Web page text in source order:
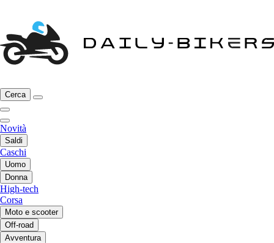
Cerca
Novità
Saldi
Caschi
Uomo
Donna
High-tech
Corsa
Moto e scooter
Off-road
Avventura